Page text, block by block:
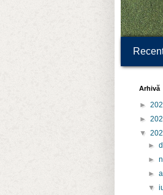
Arhivă
►
►
▼
►
►
►
▼